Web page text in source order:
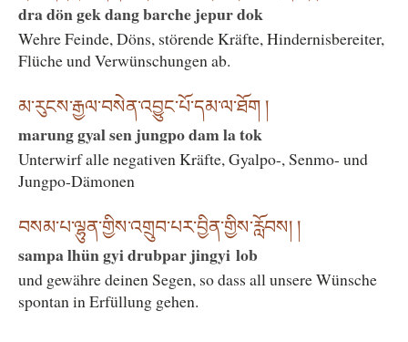
dra dön gek dang barche jepur dok
Wehre Feinde, Döns, störende Kräfte, Hindernisbereiter,
Flüche und Verwünschungen ab.
མ་རུངས་རྒྱལ་བསེན་འབྱུང་པོ་དམ་ལ་ཐོག །
marung gyal sen jungpo dam la tok
Unterwirf alle negativen Kräfte, Gyalpo-, Senmo- und
Jungpo-Dämonen
བསམ་པ་ལྷུན་གྱིས་འགྲུབ་པར་བྱིན་གྱིས་རློབས། །
sampa lhün gyi drubpar jingyi lob
und gewähre deinen Segen, so dass all unsere Wünsche
spontan in Erfüllung gehen.